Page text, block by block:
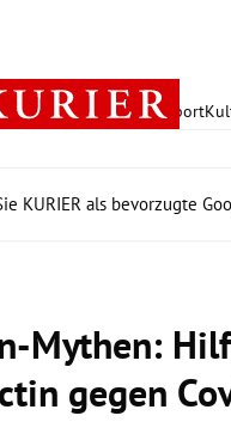
PolitikWirtschaft Sport
KURIER als bevorzugte
Mythen:
gegen